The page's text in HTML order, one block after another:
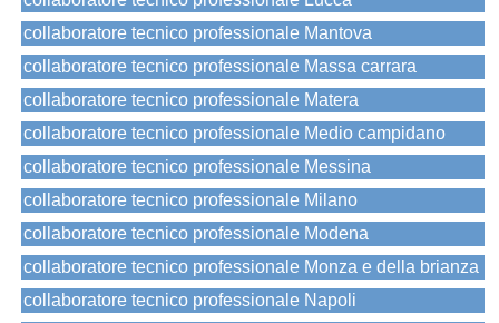
collaboratore tecnico professionale Mantova
collaboratore tecnico professionale Massa carrara
collaboratore tecnico professionale Matera
collaboratore tecnico professionale Medio campidano
collaboratore tecnico professionale Messina
collaboratore tecnico professionale Milano
collaboratore tecnico professionale Modena
collaboratore tecnico professionale Monza e della brianza
collaboratore tecnico professionale Napoli